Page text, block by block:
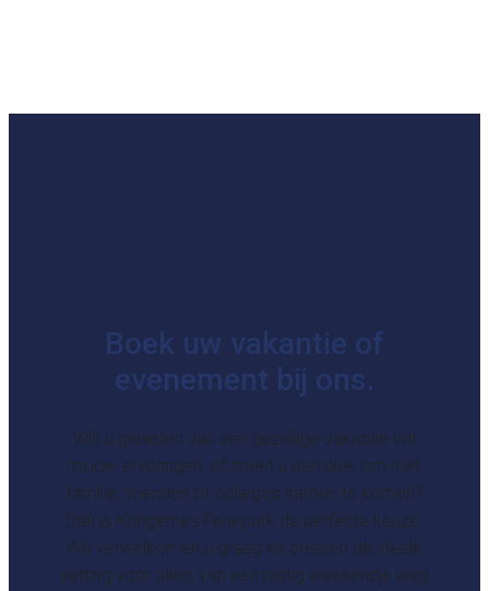
Boek uw vakantie of
evenement bij ons.
Wilt u genieten van een gezellige vakantie vol
mooie ervaringen, of zoekt u een plek om met
familie, vrienden of collega’s samen te komen?
Dan is Kongernes Feriepark de perfecte keuze.
We verwelkomen u graag en creëren de ideale
setting voor alles, van een rustig weekendje weg